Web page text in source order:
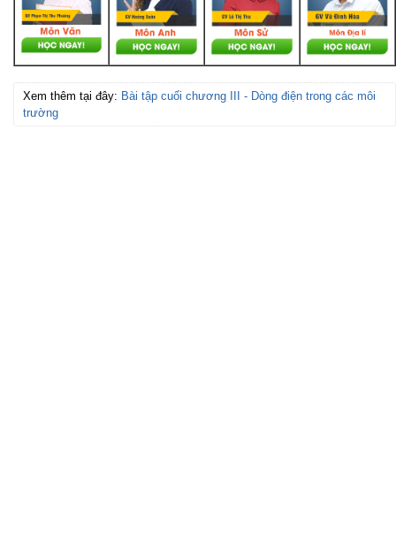
Xem thêm tại đây: Bài tập cuối chương III - Dòng điện trong các môi
trường